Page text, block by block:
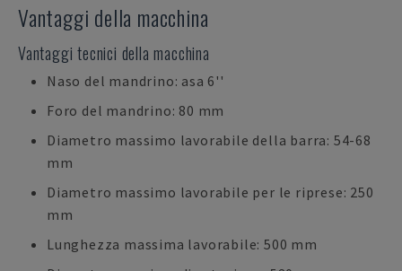
Vantaggi della macchina
Vantaggi tecnici della macchina
Naso del mandrino: asa 6''
Foro del mandrino: 80 mm
Diametro massimo lavorabile della barra: 54-68
mm
Diametro massimo lavorabile per le riprese: 250
mm
Lunghezza massima lavorabile: 500 mm